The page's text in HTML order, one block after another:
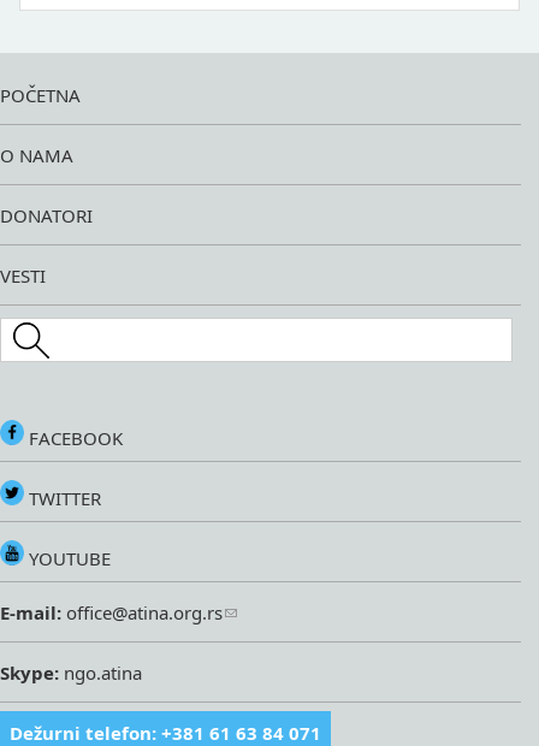
POČETNA
O NAMA
DONATORI
VESTI
Search this site
FACEBOOK
TWITTER
YOUTUBE
E-mail: office@atina.org.rs
Skype: ngo.atina
Dežurni telefon: +381 61 63 84 071